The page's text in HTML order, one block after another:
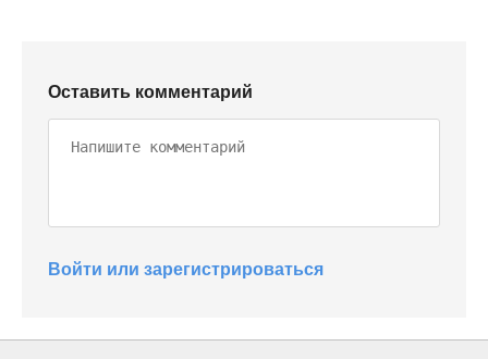
Оставить комментарий
Войти или зарегистрироваться